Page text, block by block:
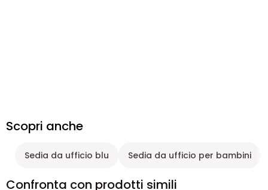
Scopri anche
Sedia da ufficio blu Sedia da ufficio per bambini
Confronta con prodotti simili